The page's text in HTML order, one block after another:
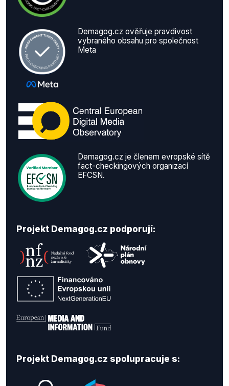
Demagog.cz ověřuje pravdivost
vybraného obsahu pro společnost
Meta
Demagog.cz je členem evropské sítě
fact-checkingových organizací
EFCSN.
Projekt Demagog.cz podporují:
Projekt Demagog.cz spolupracuje s: